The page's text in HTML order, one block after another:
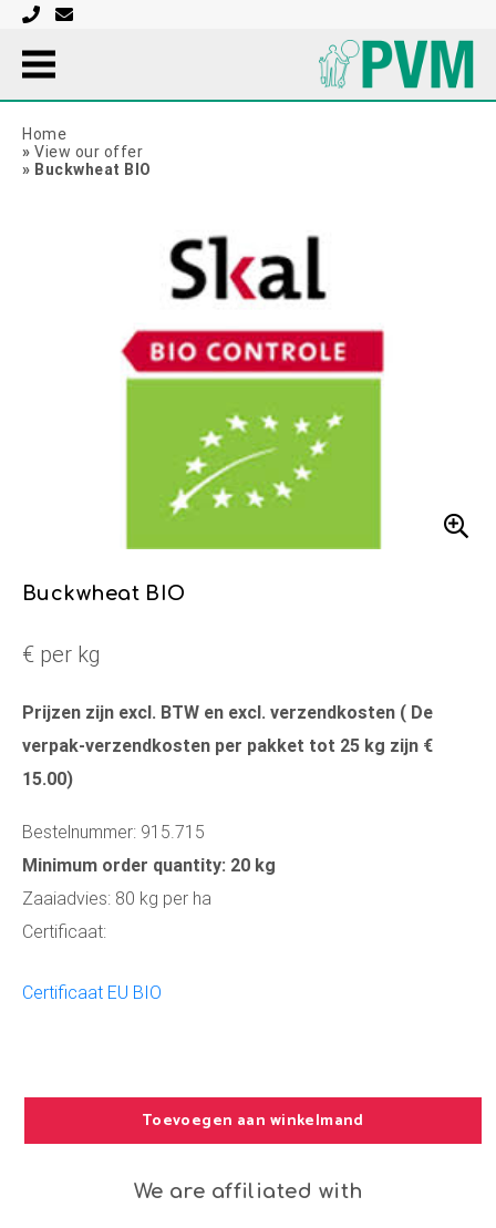
Home
» View our offer
» Buckwheat BIO
Buckwheat BIO
€ per kg
Prijzen zijn excl. BTW en excl. verzendkosten ( De
verpak-verzendkosten per pakket tot 25 kg zijn €
15.00)
Bestelnummer: 915.715
Minimum order quantity: 20 kg
Zaaiadvies: 80 kg per ha
Certificaat:
Certificaat EU BIO
Toevoegen aan winkelmand
We are affiliated with